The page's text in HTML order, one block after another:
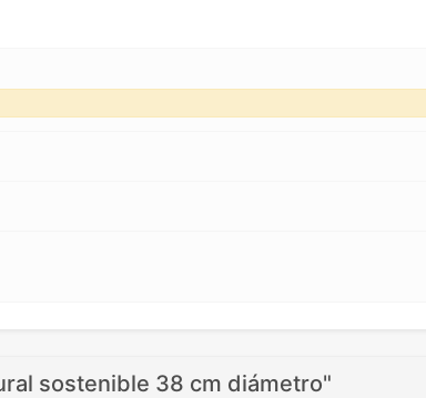
sostenible 38 cm diámetro"